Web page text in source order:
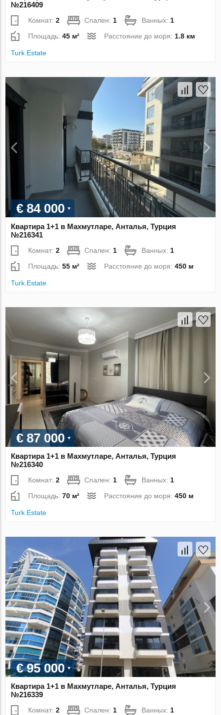
№216409
Комнат:2 Спален: 1 Ванных: 1
Площадь:45 м² Расстояние до моря: 1.8 км
Turk.Estate
€ 84 000
Квартира 1+1 в Махмутларе, Анталья, Турция
№216341
Комнат:2 Спален: 1 Ванных: 1
Площадь:55 м² Расстояние до моря:450 м
Turk.Estate
€ 87 000
Квартира 1+1 в Махмутларе, Анталья, Турция
№216340
Комнат:2 Спален:1 Ванных:1
Площадь:70 м² Расстояние до моря:450 м
Turk.Estate
€ 95 000
Квартира 1+1 в Махмутларе, Анталья, Турция
№216339
Комнат:2 Спален: 1 Ванных: 1